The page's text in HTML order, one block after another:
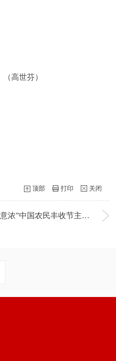
（高世芬）
顶部 打印 关闭
下一条：定城镇人民路社区开展“喜看农家仓廪实 乐融邻里情意浓”中国农民丰收节主题活动​